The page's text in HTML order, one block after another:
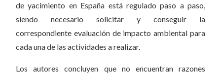
de yacimiento en España está regulado paso a paso,
siendo necesario solicitar y conseguir la
correspondiente evaluación de impacto ambiental para
cada una de las actividades a realizar.
Los autores concluyen que no encuentran razones